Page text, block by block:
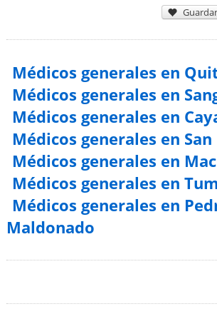
Guardar
Médicos generales en
Médicos generales en
Médicos generales en
Médicos generales en San
Médicos generales en
Médicos generales en
Médicos generales en
Maldonado